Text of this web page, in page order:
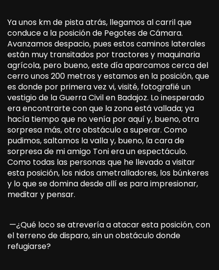
Ya unos km de pista atrás, llegamos al carril que
conduce a la posición de Pegotes de Cámara.
Avanzamos despacio, pues estos caminos laterales
están muy transitados por tractores y maquinaria
agrícola, pero bueno, este día aparcamos cerca del
cerro unos 200 metros y estamos en la posición, que
es donde por primera vez vi, visité, fotografié un
vestigio de la Guerra Civil en Badajoz. Lo inesperado
era encontrarte con que la zona está vallada; ya
hacía tiempo que no venía por aquí y, bueno, otra
sorpresa más, otro obstáculo a superar. Como
pudimos, saltamos la valla y, bueno, la cara de
sorpresa de mi amigo Toni era un espectáculo.
Como todas las personas que he llevado a visitar
esta posición, los nidos ametralladores, los búnkeres
y lo que se domina desde allí es para impresionar,
meditar y pensar.
—¿Qué loco se atrevería a atacar esta posición, con
el terreno de disparo, sin un obstáculo donde
refugiarse?